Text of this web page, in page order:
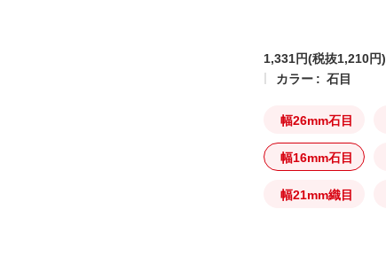
1,331円(税抜1,210円)
カラー : 石目
幅26mm石目
幅16mm石目
幅21mm織目